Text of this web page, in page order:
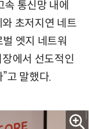
통신망 내에
초저지연 네트
엣지 네트워
에서 선도적인
고 말했다.